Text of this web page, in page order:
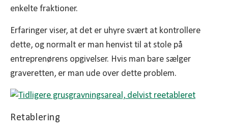
enkelte fraktioner.
Erfaringer viser, at det er uhyre svært at kontrollere
dette, og normalt er man henvist til at stole på
entreprenørens opgivelser. Hvis man bare sælger
graveretten, er man ude over dette problem.
Retablering